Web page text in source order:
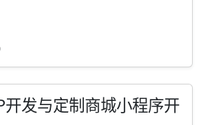
开发与定制商城小程序开